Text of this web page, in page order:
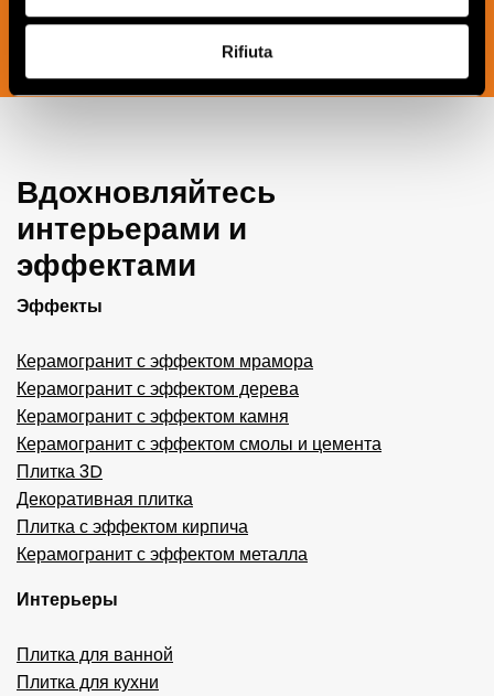
Rifiuta
ПОДПИСАТЬСЯ СЕЙЧАС
Вдохновляйтесь
интерьерами и
эффектами
Эффекты
Керамогранит с эффектом мрамора
Керамогранит с эффектом дерева
Керамогранит с эффектом камня
Керамогранит с эффектом смолы и цемента
Плитка 3D
Декоративная плитка
Плитка с эффектом кирпича
Керамогранит с эффектом металла
Интерьеры
Плитка для ванной
Плитка для кухни